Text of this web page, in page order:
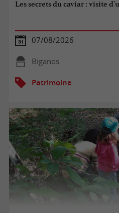
Les secrets du caviar : visite
07/08/2026
Biganos
Patrimoine